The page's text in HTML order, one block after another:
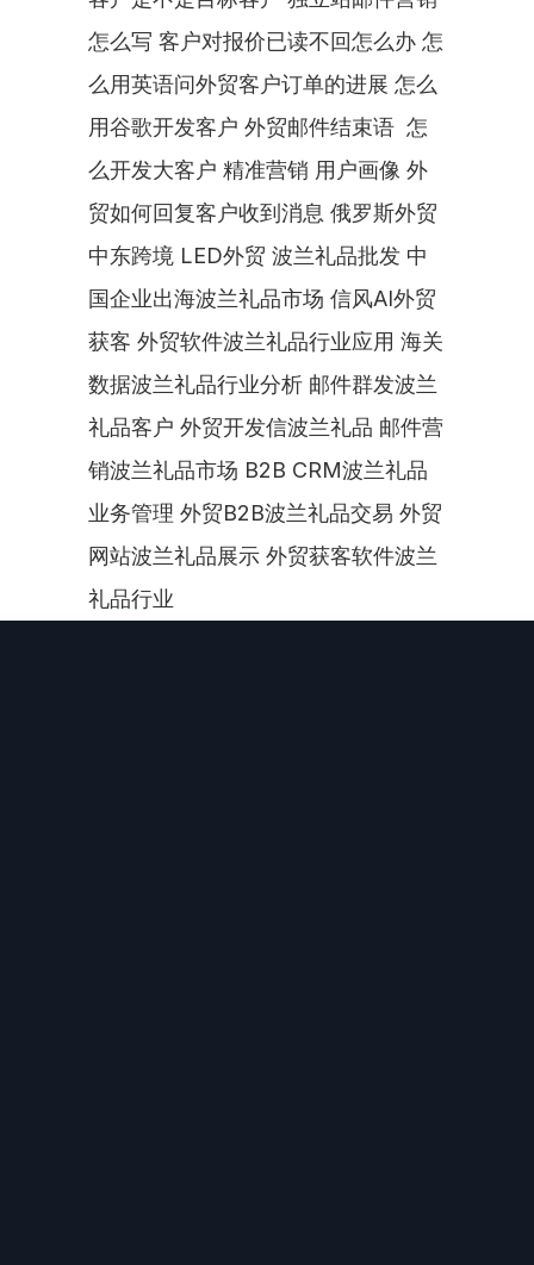
怎么写 客户对报价已读不回怎么办 怎
么用英语问外贸客户订单的进展 怎么
用谷歌开发客户 外贸邮件结束语  怎
么开发大客户 精准营销 用户画像 外
贸如何回复客户收到消息 俄罗斯外贸
中东跨境 LED外贸 波兰礼品批发 中
国企业出海波兰礼品市场 信风AI外贸
获客 外贸软件波兰礼品行业应用 海关
数据波兰礼品行业分析 邮件群发波兰
礼品客户 外贸开发信波兰礼品 邮件营
销波兰礼品市场 B2B CRM波兰礼品
业务管理 外贸B2B波兰礼品交易 外贸
网站波兰礼品展示 外贸获客软件波兰
礼品行业